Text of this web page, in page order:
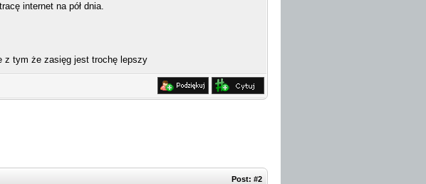
internet na pół dnia.
z tym że zasięg jest trochę lepszy
Post: #2